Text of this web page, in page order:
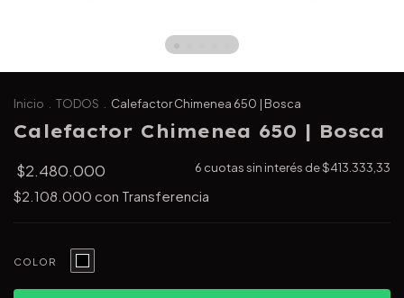
Inicio TODOS Calefactor Chimenea 650 | Bosca
Calefactor Chimenea 650 | Bosca
$2.480.000 6 cuotas sin interés de$413.333,33
$2.108.000 con Transferencia
COLOR